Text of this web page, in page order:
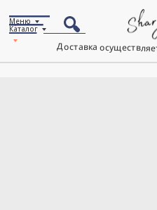
Доставка
Каталог
Меню